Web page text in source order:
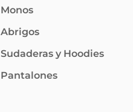
Monos
Abrigos
Sudaderas y Hoodies
Pantalones